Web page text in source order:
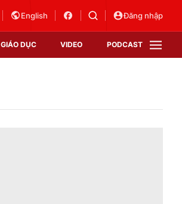
English Đăng nhập
GIÁO DỤC VIDEO PODCAST
VTV Sức khoẻ